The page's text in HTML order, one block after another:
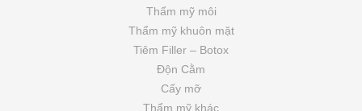
Thẩm mỹ môi
Thẩm mỹ khuôn mặt
Tiêm Filler – Botox
Độn Cằm
Cấy mỡ
Thẩm mỹ khác